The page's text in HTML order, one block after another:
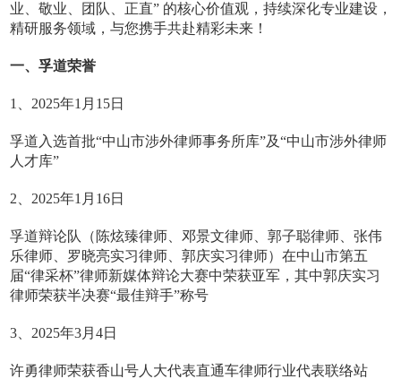
业、敬业、团队、正直” 的核心价值观，持续深化专业建设，
精研服务领域，与您携手共赴精彩未来！
一、孚道荣誉
1、2025年1月15日
孚道入选首批“中山市涉外律师事务所库”及“中山市涉外律师
人才库”
2、2025年1月16日
孚道辩论队（陈炫臻律师、邓景文律师、郭子聪律师、张伟
乐律师、罗晓亮实习律师、郭庆实习律师）在中山市第五
届“律采杯”律师新媒体辩论大赛中荣获亚军，其中郭庆实习
律师荣获半决赛“最佳辩手”称号
3、2025年3月4日
许勇律师荣获香山号人大代表直通车律师行业代表联络站